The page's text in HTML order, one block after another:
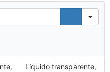
Líquido transparente,